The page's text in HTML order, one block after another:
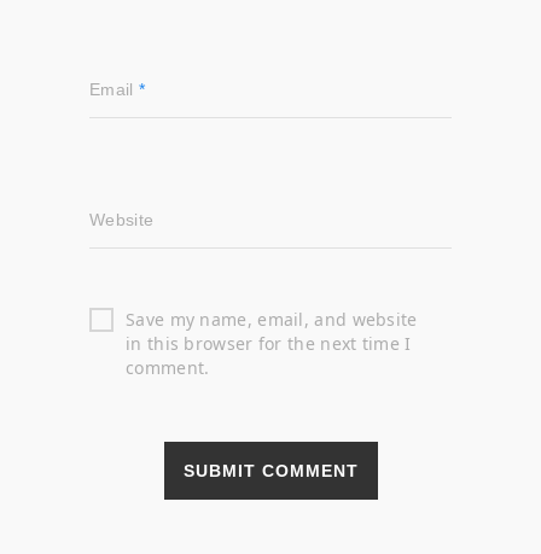
Email *
Website
Save my name, email, and website
in this browser for the next time I
comment.